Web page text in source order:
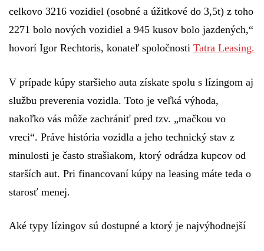
celkovo 3216 vozidiel (osobné a úžitkové do 3,5t) z toho
2271 bolo nových vozidiel a 945 kusov bolo jazdených,“
hovorí Igor Rechtoris, konateľ spoločnosti Tatra Leasing.
V prípade kúpy staršieho auta získate spolu s lízingom aj
službu preverenia vozidla. Toto je veľká výhoda,
nakoľko vás môže zachrániť pred tzv. „mačkou vo
vreci“. Práve história vozidla a jeho technický stav z
minulosti je často strašiakom, ktorý odrádza kupcov od
starších aut. Pri financovaní kúpy na leasing máte teda o
starosť menej.
Aké typy lízingov sú dostupné a ktorý je najvýhodnejší